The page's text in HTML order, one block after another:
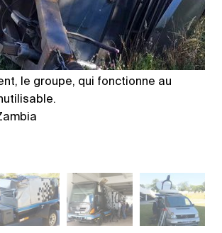
le groupe, qui fonctionne au